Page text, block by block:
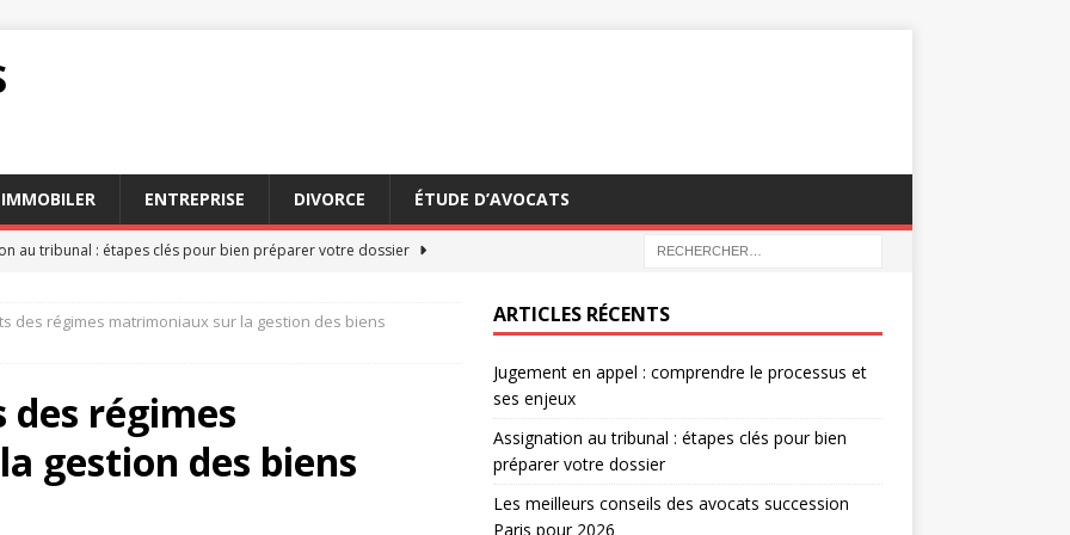
IMMOBILER ENTREPRISE DIVORCE ÉTUDE D’AVOCATS
au tribunal : étapes clés pour bien préparer votre dossier
conseils des avocats succession Paris pour 2026
AVOCAT
appel à un commissaire de justice en mode
appel : comprendre le processus et ses enjeux DROIT
des régimes matrimoniaux sur la gestion des biens
régimes
gestion des biens
ARTICLES RÉCENTS
Jugement en appel : comprendre le processus et
ses enjeux
Assignation au tribunal : étapes clés pour bien
préparer votre dossier
Les meilleurs conseils des avocats succession
Paris pour 2026